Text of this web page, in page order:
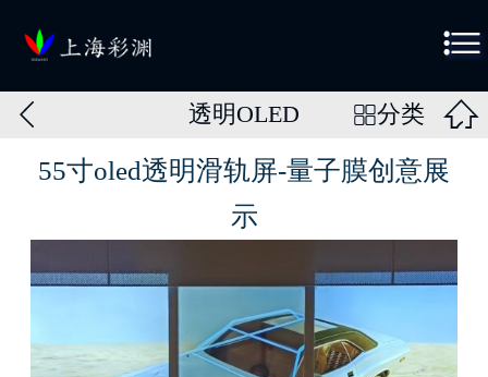

 透明OLED 
分类
55寸oled透明滑轨屏-量子膜创意展
示